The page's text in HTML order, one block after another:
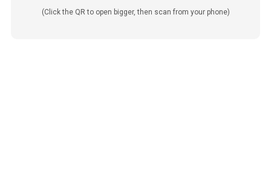
(Click the QR to open bigger, then scan from your phone)